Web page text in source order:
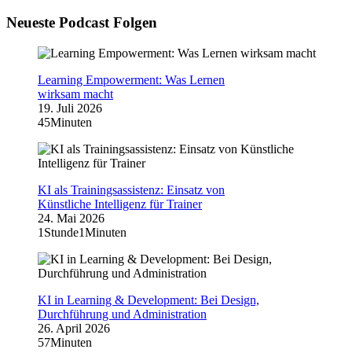
Neueste Podcast Folgen
Learning Empowerment: Was Lernen
wirksam macht
19. Juli 2026
45Minuten
KI als Trainingsassistenz: Einsatz von
Künstliche Intelligenz für Trainer
24. Mai 2026
1Stunde1Minuten
KI in Learning & Development: Bei Design,
Durchführung und Administration
26. April 2026
57Minuten